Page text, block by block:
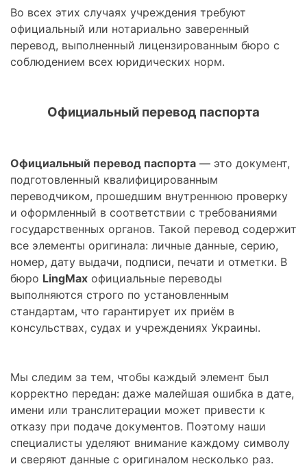
Во всех этих случаях учреждения требуют
официальный или нотариально заверенный
перевод, выполненный лицензированным бюро с
соблюдением всех юридических норм.
Официальный перевод паспорта
Официальный перевод паспорта — это документ,
подготовленный квалифицированным
переводчиком, прошедшим внутреннюю проверку
и оформленный в соответствии с требованиями
государственных органов. Такой перевод содержит
все элементы оригинала: личные данные, серию,
номер, дату выдачи, подписи, печати и отметки. В
бюро LingMax официальные переводы
выполняются строго по установленным
стандартам, что гарантирует их приём в
консульствах, судах и учреждениях Украины.
Мы следим за тем, чтобы каждый элемент был
корректно передан: даже малейшая ошибка в дате,
имени или транслитерации может привести к
отказу при подаче документов. Поэтому наши
специалисты уделяют внимание каждому символу
и сверяют данные с оригиналом несколько раз.